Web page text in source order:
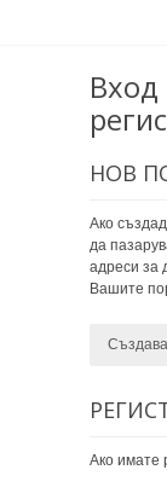
НОВ
Ако
да
адреси за
Вашите
Ако имате